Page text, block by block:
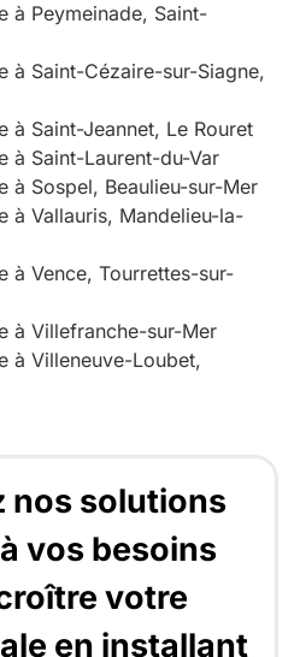
à Peymeinade, Saint-
à Saint-Cézaire-sur-Siagne,
à Saint-Jeannet, Le Rouret
à Saint-Laurent-du-Var
à Sospel, Beaulieu-sur-Mer
à Vallauris, Mandelieu-la-
à Vence, Tourrettes-sur-
à Villefranche-sur-Mer
à Villeneuve-Loubet,
nos solutions
vos besoins
votre
en installant